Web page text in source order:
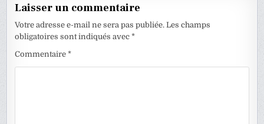
Laisser un commentaire
Votre adresse e-mail ne sera pas publiée. Les champs
obligatoires sont indiqués avec*
Commentaire*